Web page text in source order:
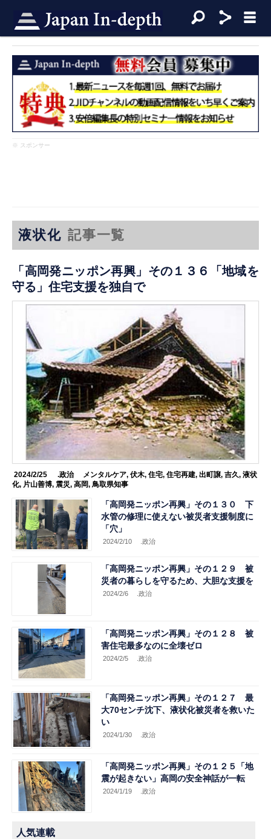
※ スポンサー
液状化 記事一覧
「高岡発ニッポン再興」その１３６「地域を
守る」住宅支援を独自で
2024/2/25 .政治 メンタルケア, 伏木, 住宅, 住宅再建, 出町譲, 吉久, 液状
化, 片山善博, 震災,高岡,鳥取県知事
「高岡発ニッポン再興」その１３０ 下
水管の修理に使えない被災者支援制度に
「穴」
2024/2/10 .政治
「高岡発ニッポン再興」その１２９ 被
災者の暮らしを守るため、大胆な支援を
2024/2/6 .政治
「高岡発ニッポン再興」その１２８ 被
害住宅最多なのに全壊ゼロ
2024/2/5 .政治
「高岡発ニッポン再興」その１２７ 最
大70センチ沈下、液状化被災者を救いた
い
2024/1/30 .政治
「高岡発ニッポン再興」その１２５「地
震が起きない」高岡の安全神話が一転
2024/1/19 .政治
人気連載